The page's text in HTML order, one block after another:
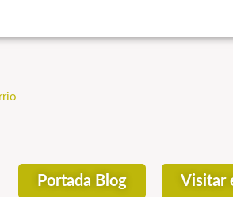
Portada Blog Visitar